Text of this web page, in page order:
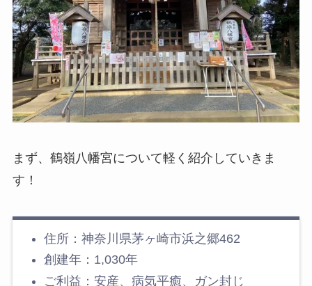
まず、鶴嶺八幡宮について軽く紹介していきま
す！
住所：神奈川県茅ヶ崎市浜之郷462
創建年：1,030年
ご利益：安産、病気平癒、ガン封じ